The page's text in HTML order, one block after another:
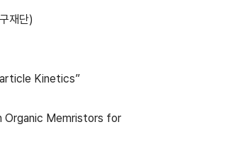
재단)
Kinetics”
Organic Memristors for